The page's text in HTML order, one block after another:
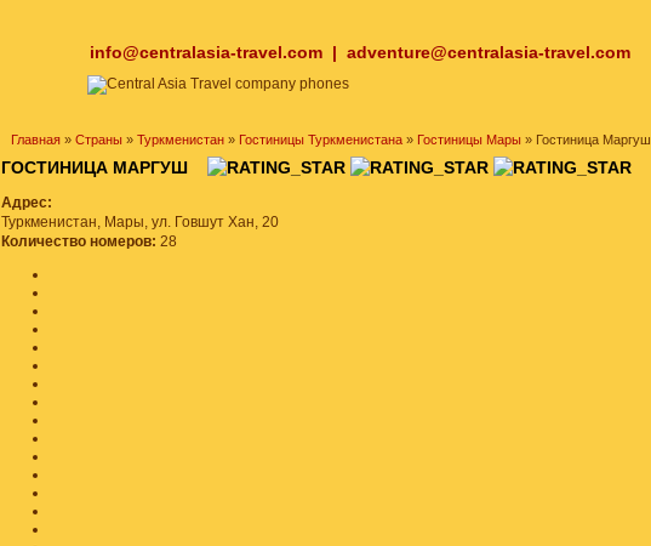
info@centralasia-travel.com | adventure@centralasia-travel.com
Главная » Страны » Туркменистан » Гостиницы Туркменистана » Гостиницы Мары » Гостиница Маргуш
ГОСТИНИЦА МАРГУШ
Адрес:
Туркменистан, Мары, ул. Говшут Хан, 20
Количество номеров: 28